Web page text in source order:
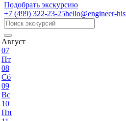
Подобрать экскурсию
+7 (499) 322-23-25hello@engineer-
Август
07
Пт
08
Сб
09
Вс
10
Пн